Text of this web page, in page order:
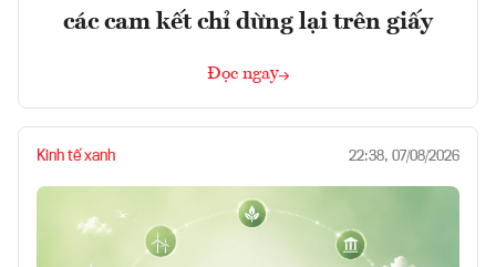
các cam kết chỉ dừng lại trên giấy
Đọc ngay
Kinh tế xanh 22:38, 07/08/2026